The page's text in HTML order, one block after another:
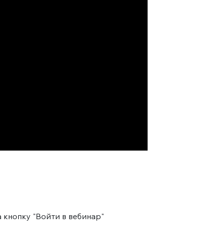
"Войти в вебинар"